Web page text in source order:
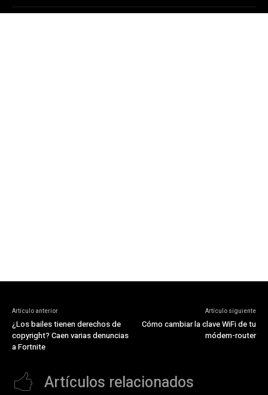
Artículo anterior
¿Los bailes tienen derechos de
copyright? Caen varias denuncias
a Fortnite
Artículo siguiente
Cómo cambiar la clave WiFi de tu
módem-router
Artículos relacionados